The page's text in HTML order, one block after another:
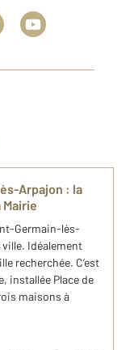
Arpajon : la
Mairie
Germain-lès-
Idéalement
recherchée. C’est
installée Place de
maisons à